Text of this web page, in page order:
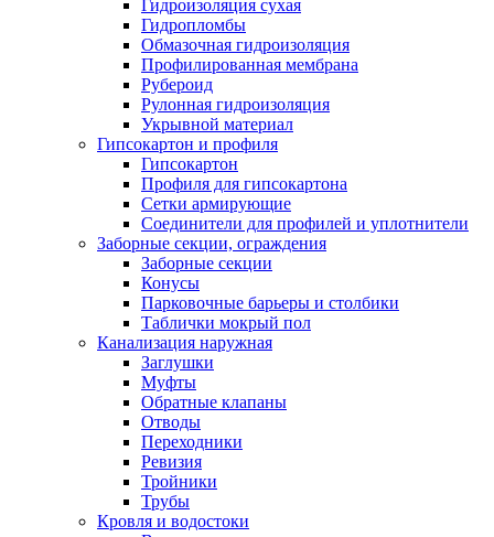
Гидроизоляция сухая
Гидропломбы
Обмазочная гидроизоляция
Профилированная мембрана
Рубероид
Рулонная гидроизоляция
Укрывной материал
Гипсокартон и профиля
Гипсокартон
Профиля для гипсокартона
Сетки армирующие
Соединители для профилей и уплотнители
Заборные секции, ограждения
Заборные секции
Конусы
Парковочные барьеры и столбики
Таблички мокрый пол
Канализация наружная
Заглушки
Муфты
Обратные клапаны
Отводы
Переходники
Ревизия
Тройники
Трубы
Кровля и водостоки